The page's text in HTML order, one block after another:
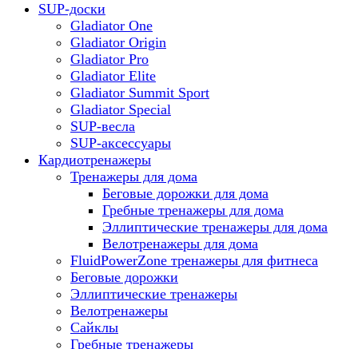
SUP-доски
Gladiator One
Gladiator Origin
Gladiator Pro
Gladiator Elite
Gladiator Summit Sport
Gladiator Special
SUP-весла
SUP-аксессуары
Кардиотренажеры
Тренажеры для дома
Беговые дорожки для дома
Гребные тренажеры для дома
Эллиптические тренажеры для дома
Велотренажеры для дома
FluidPowerZone тренажеры для фитнеса
Беговые дорожки
Эллиптические тренажеры
Велотренажеры
Сайклы
Гребные тренажеры